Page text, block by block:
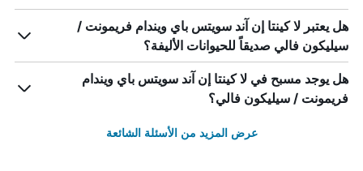
هل يعتبر لا كينتا إن آند سويتس باي ويندام فريمونت /
سيليكون فالي صديقاً للحيوانات الأليفة؟
هل يوجد مسبح في لا كينتا إن آند سويتس باي ويندام
فريمونت / سيليكون فالي؟
عرض المزيد من الأسئلة الشائعة